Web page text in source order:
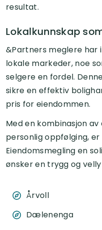
resultat.
Lokalkunnskap
&Partners meglere har
lokale markeder, noe
selgere en fordel.
sikre en effektiv
pris for eiendommen.
Med en kombinasjon
personlig oppfølging,
Eiendomsmegling en
ønsker en trygg og
Årvoll
Dælenenga